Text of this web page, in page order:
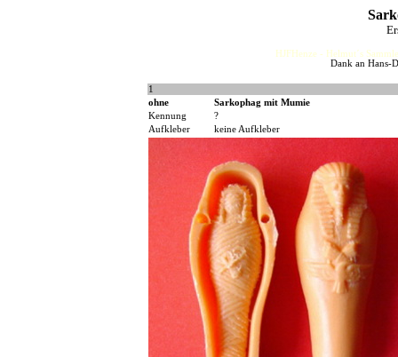
HJFHenze - Helmut´s
Dank an Hans-
1
ohne
Sarkophag mit Mumie
Kennung
?
Aufkleber
keine Aufkleber